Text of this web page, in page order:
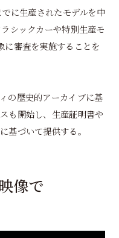
に生産されたモデルを中
シックカーや特別生産モ
に審査を実施することを
の歴史的アーカイブに基
も開始し、生産証明書や
基づいて提供する。
像で